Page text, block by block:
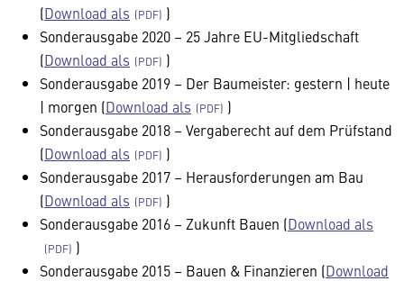
(Download als
)
Sonderausgabe 2020 – 25 Jahre EU-Mitgliedschaft
(Download als
)
Sonderausgabe 2019 – Der Baumeister: gestern | heute
| morgen (Download als
)
Sonderausgabe 2018 – Vergaberecht auf dem Prüfstand
(Download als
)
Sonderausgabe 2017 – Herausforderungen am Bau
(Download als
)
Sonderausgabe 2016 – Zukunft Bauen (Download als
)
Sonderausgabe 2015 – Bauen & Finanzieren (Download